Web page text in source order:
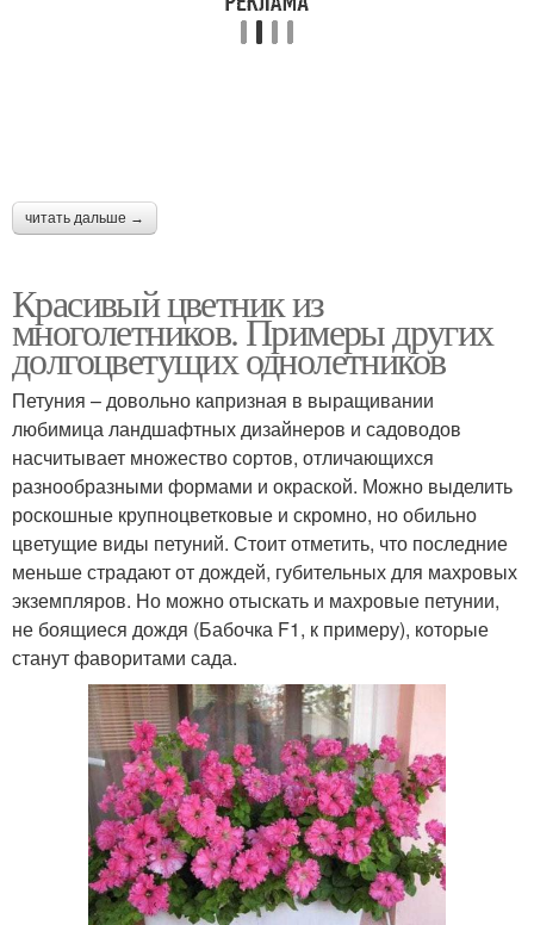
читать дальше →
Красивый цветник из
многолетников. Примеры других
долгоцветущих однолетников
Петуния – довольно капризная в выращивании
любимица ландшафтных дизайнеров и садоводов
насчитывает множество сортов, отличающихся
разнообразными формами и окраской. Можно выделить
роскошные крупноцветковые и скромно, но обильно
цветущие виды петуний. Стоит отметить, что последние
меньше страдают от дождей, губительных для махровых
экземпляров. Но можно отыскать и махровые петунии,
не боящиеся дождя (Бабочка F1, к примеру), которые
станут фаворитами сада.